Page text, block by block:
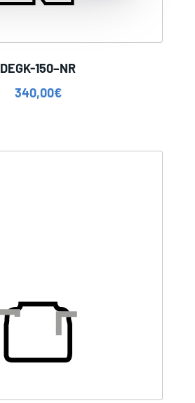
DEGK-150–NR
340,00€